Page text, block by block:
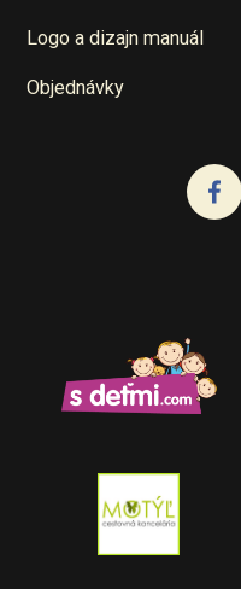
Logo a dizajn manuál
Objednávky